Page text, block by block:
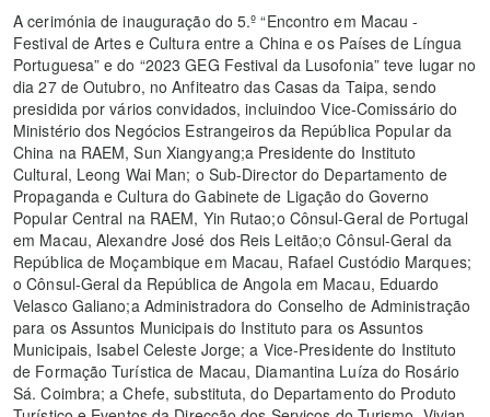
A cerimónia de inauguração do 5.º “Encontro em Macau -
Festival de Artes e Cultura entre a China e os Países de Língua
Portuguesa” e do “2023 GEG Festival da Lusofonia” teve lugar no
dia 27 de Outubro, no Anfiteatro das Casas da Taipa, sendo
presidida por vários convidados, incluindoo Vice-Comissário do
Ministério dos Negócios Estrangeiros da República Popular da
China na RAEM, Sun Xiangyang;a Presidente do Instituto
Cultural, Leong Wai Man; o Sub-Director do Departamento de
Propaganda e Cultura do Gabinete de Ligação do Governo
Popular Central na RAEM, Yin Rutao;o Cônsul-Geral de Portugal
em Macau, Alexandre José dos Reis Leitão;o Cônsul-Geral da
República de Moçambique em Macau, Rafael Custódio Marques;
o Cônsul-Geral da República de Angola em Macau, Eduardo
Velasco Galiano;a Administradora do Conselho de Administração
para os Assuntos Municipais do Instituto para os Assuntos
Municipais, Isabel Celeste Jorge; a Vice-Presidente do Instituto
de Formação Turística de Macau, Diamantina Luíza do Rosário
Sá. Coimbra; a Chefe, substituta, do Departamento do Produto